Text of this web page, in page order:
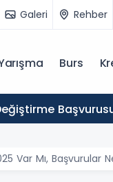
Galeri Rehber
Burs
Var Mı,